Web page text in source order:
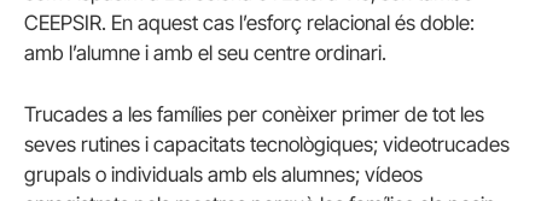
CEEPSIR. En aquest cas l’esforç relacional és doble:
amb l’alumne i amb el seu centre ordinari.
Trucades a les famílies per conèixer primer de tot les
seves rutines i capacitats tecnològiques; videotrucades
grupals o individuals amb els alumnes; vídeos